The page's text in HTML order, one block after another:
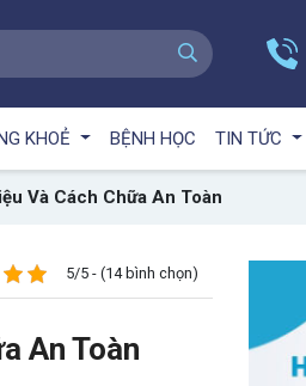
KHOẺ BỆNH HỌC TIN TỨC
Và Cách Chữa An Toàn
5/5 - (14 bình chọn)
An Toàn